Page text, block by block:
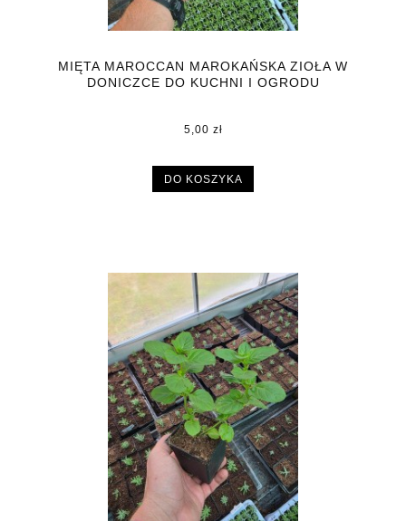
MIĘTA MAROCCAN MAROKAŃSKA ZIOŁA W
DONICZCE DO KUCHNI I OGRODU
5,00 zł
DO KOSZYKA